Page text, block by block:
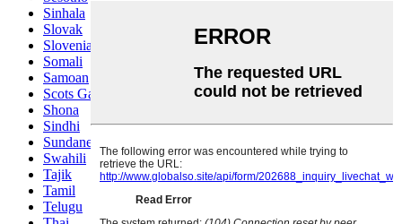
Sinhala
Slovak
Slovenian
Somali
Samoan
Scots Gaelic
Shona
Sindhi
Sundanese
Swahili
Tajik
Tamil
Telugu